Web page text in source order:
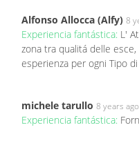
Alfonso Allocca (Alfy) 8
Experiencia fantástica: L'
zona tra qualitá delle
esperienza per ogni Tipo
michele tarullo 8 years ago
Experiencia fantástica: